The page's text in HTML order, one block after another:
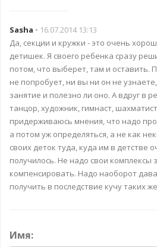
Sasha • 16.07.2014 13:13
Да, секции и кружки - это очень
детишек. Я своего ребенка сразу
потом, что выберет, там и оставить.
не попробует, ни вы ни он не
занятие и полезно ли оно. А вдруг в
танцор, художник, гимнаст,
придерживаюсь мнения, что надо
а потом уж определяться, а не как
своих деток туда, куда им в детстве
получилось. Не надо свои комплексы
компенсировать. Надо наоборот
получить в последствие кучу таких
Имя: